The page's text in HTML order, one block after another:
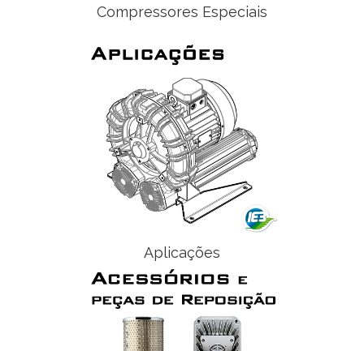
Compressores Especiais
Aplicações